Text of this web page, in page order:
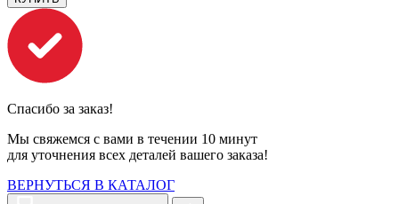
Спасибо за заказ!
Мы свяжемся с вами в течении 10 минут
для уточнения всех деталей вашего заказа!
ВЕРНУТЬСЯ В КАТАЛОГ